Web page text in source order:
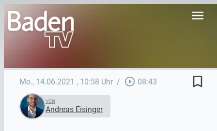
menu
Mo., 14.06.2021 , 10:58 Uhr / play_circle_outline 08:43 bookmark_border
VON
Andreas Eisinger